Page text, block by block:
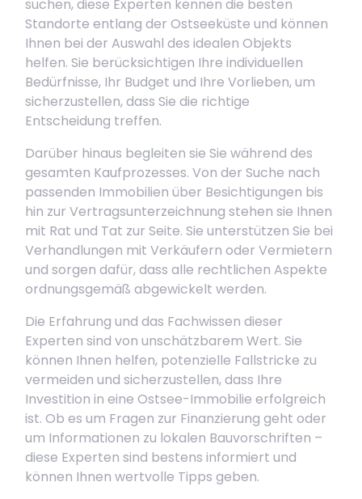
suchen, diese Experten kennen die besten
Standorte entlang der Ostseeküste und können
Ihnen bei der Auswahl des idealen Objekts
helfen. Sie berücksichtigen Ihre individuellen
Bedürfnisse, Ihr Budget und Ihre Vorlieben, um
sicherzustellen, dass Sie die richtige
Entscheidung treffen.
Darüber hinaus begleiten sie Sie während des
gesamten Kaufprozesses. Von der Suche nach
passenden Immobilien über Besichtigungen bis
hin zur Vertragsunterzeichnung stehen sie Ihnen
mit Rat und Tat zur Seite. Sie unterstützen Sie bei
Verhandlungen mit Verkäufern oder Vermietern
und sorgen dafür, dass alle rechtlichen Aspekte
ordnungsgemäß abgewickelt werden.
Die Erfahrung und das Fachwissen dieser
Experten sind von unschätzbarem Wert. Sie
können Ihnen helfen, potenzielle Fallstricke zu
vermeiden und sicherzustellen, dass Ihre
Investition in eine Ostsee-Immobilie erfolgreich
ist. Ob es um Fragen zur Finanzierung geht oder
um Informationen zu lokalen Bauvorschriften –
diese Experten sind bestens informiert und
können Ihnen wertvolle Tipps geben.